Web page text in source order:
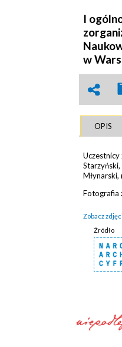
I
w
OPIS
Uczestnicy
Fotografia
Zobacz
Źródło